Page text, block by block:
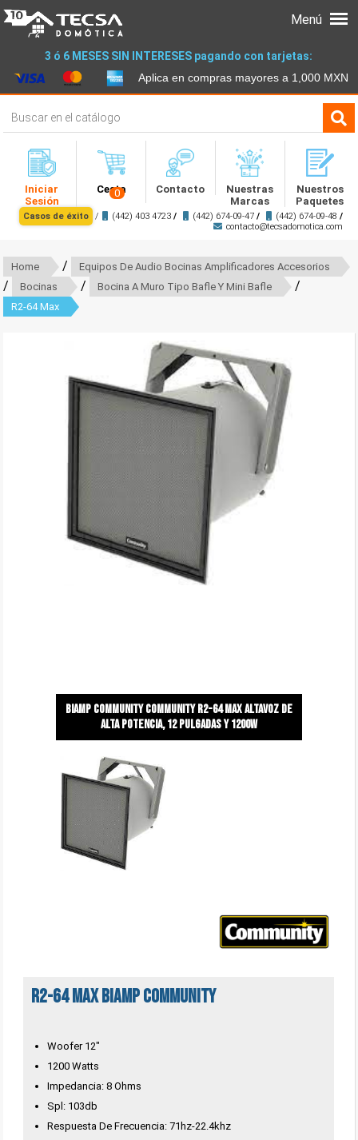
3 ó 6 MESES SIN INTERESES pagando con tarjetas:
Aplica en compras mayores a 1,000 MXN
Iniciar
Sesión
Cesta
0 Contacto
Nuestras
Marcas
Nuestros
Paquetes
Casos de éxito / (442) 403 4723 / (442) 674-09-47 / (442) 674-09-48 /
contacto@tecsadomotica.com
Menú
Home / Equipos De Audio Bocinas Amplificadores Accesorios
/ Bocinas / Bocina A Muro Tipo Bafle Y Mini Bafle /
R2-64 Max
Biamp Community Community r2-64 max altavoz de
alta potencia, 12 pulgadas y 1200w
R2-64 MAX Biamp Community
Woofer 12"
1200 Watts
Impedancia: 8 Ohms
Spl: 103db
Respuesta De Frecuencia: 71hz-22.4khz